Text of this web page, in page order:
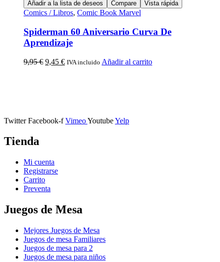
Añadir a la lista de deseos Compare Vista rápida
Comics / Libros, Comic Book Marvel
Spiderman 60 Aniversario Curva De
Aprendizaje
9,95€ 9,45 € IVA incluido Añadir al carrito
Twitter Facebook-f VimeoYoutubeYelp
Tienda
Mi cuenta
Registrarse
Carrito
Preventa
Juegos de Mesa
Mejores Juegos de Mesa
Juegos de mesa Familiares
Juegos de mesa para 2
Juegos de mesa para niños